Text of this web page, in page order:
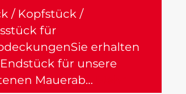
/ Kopfstück /
für
erhalten
für unsere
Mauerab…